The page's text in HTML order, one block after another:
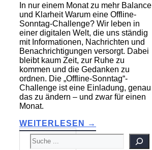
In nur einem Monat zu mehr Balance
und Klarheit Warum eine Offline-
Sonntag-Challenge? Wir leben in
einer digitalen Welt, die uns ständig
mit Informationen, Nachrichten und
Benachrichtigungen versorgt. Dabei
bleibt kaum Zeit, zur Ruhe zu
kommen und die Gedanken zu
ordnen. Die „Offline-Sonntag“-
Challenge ist eine Einladung, genau
das zu ändern – und zwar für einen
Monat.
WEITERLESEN →
SUCHEN